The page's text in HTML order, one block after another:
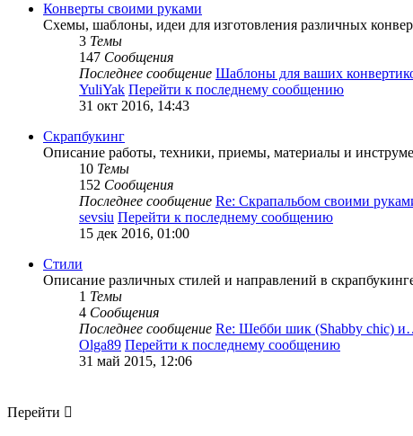
Конверты своими руками
Схемы, шаблоны, идеи для изготовления различных
3 Темы
147 Сообщения
Последнее сообщение Шаблоны для ваших
YuliYak Перейти к последнему сообщению
31 окт 2016, 14:43
Скрапбукинг
Описание работы, техники, приемы, материалы и
10 Темы
152 Сообщения
Последнее сообщение Re: Скрапальбом своими
sevsiu Перейти к последнему сообщению
15 дек 2016, 01:00
Стили
Описание различных стилей и направлений в
1 Темы
4 Сообщения
Последнее сообщение Re: Шебби шик (Shabby chic)
Olga89 Перейти к последнему сообщению
31 май 2015, 12:06
Перейти